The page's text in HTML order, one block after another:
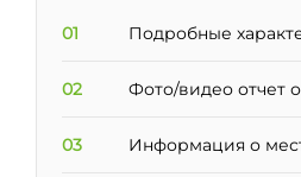
01 Подробные
02 Фото/видео отчет
03 Информация о